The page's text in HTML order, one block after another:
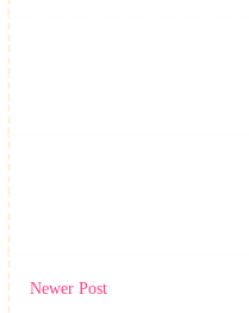
Newer Post